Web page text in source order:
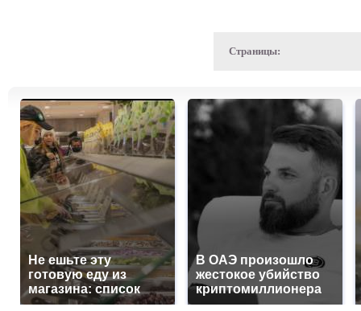
Страницы:
Не ешьте эту
готовую еду из
магазина: список
В ОАЭ произошло
жестокое убийство
криптомиллионера